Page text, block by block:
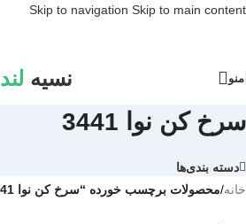
Skip to navigation Skip to main content
منو نسیه لند
سرخ کن نوا 3441
دسته بندی‌ها
خانه/محصولات برچسب خورده “سرخ کن نوا 3441”